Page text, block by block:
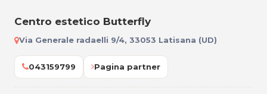
Centro estetico Butterfly
Via Generale radaelli 9/4, 33053 Latisana (UD)
043159799 Pagina partner